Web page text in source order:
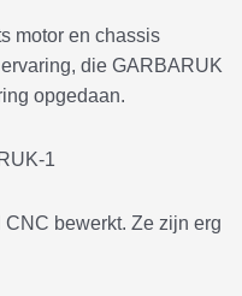
motor en chassis
die GARBARUK
opgedaan.
bewerkt. Ze zijn erg